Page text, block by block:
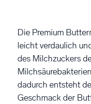
Die Premium
leicht verdaulich
des Milchzuckers
dadurch entsteht
Geschmack der